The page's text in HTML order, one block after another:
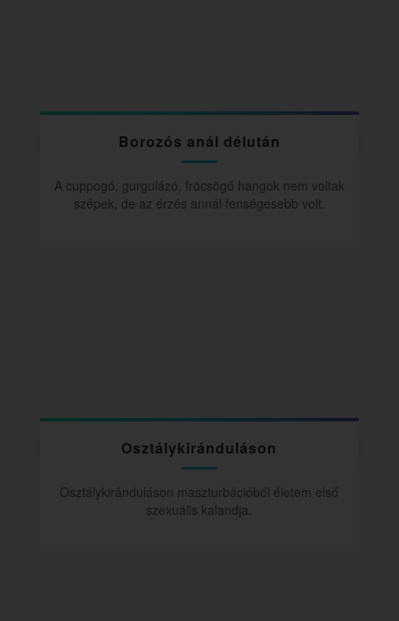
Borozós anál délután
A cuppogó, gurgulázó, fröcsögő hangok nem voltak
szépek, de az érzés annál fenségesebb volt.
Osztálykiránduláson
Osztálykiránduláson maszturbációból életem első
szexuális kalandja.